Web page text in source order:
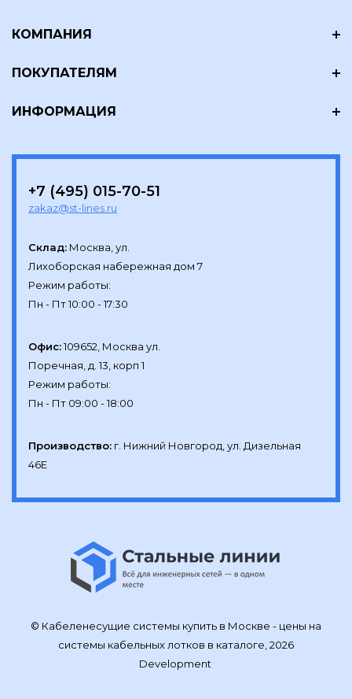
КОМПАНИЯ
ПОКУПАТЕЛЯМ
ИНФОРМАЦИЯ
+7 (495) 015-70-51
zakaz@st-lines.ru
Склад: Москва, ул.
Лихоборская набережная дом 7
Режим работы:
Офис:109652, Москва ул.
Поречная, д. 13, корп 1
Режим работы:
Производство: г. Нижний Новгород, ул. Дизельная
46Е
© Кабеленесущие системы купить в Москве - цены на
системы кабельных лотков в каталоге, 2026
Development